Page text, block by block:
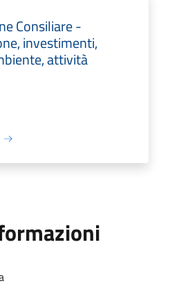
Consiliare -
investimenti,
attività